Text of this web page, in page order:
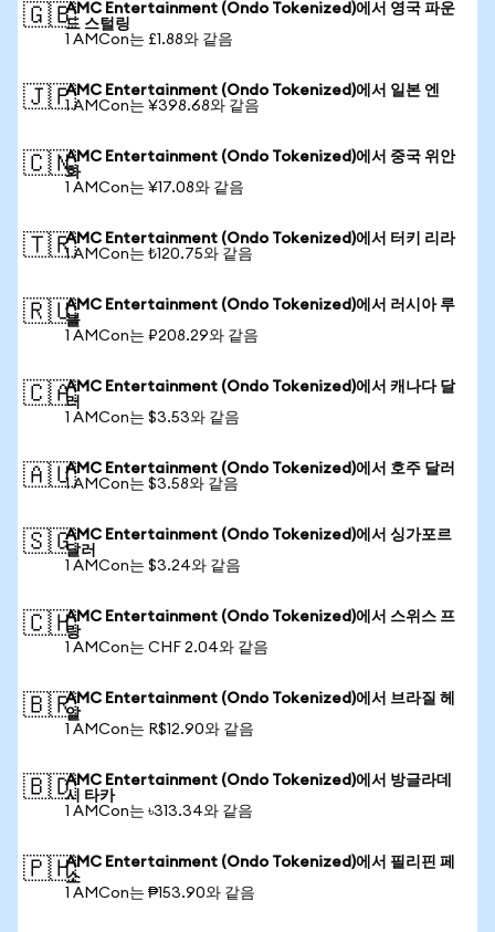
🇬🇧AMC Entertainment (Ondo Tokenized)에서 영국 파운
드 스털링
1 AMCon는 £1.88와 같음
🇯🇵AMC Entertainment (Ondo Tokenized)에서 일본 엔
1 AMCon는 ¥398.68와 같음
🇨🇳AMC Entertainment (Ondo Tokenized)에서 중국 위안
화
1 AMCon는 ¥17.08와 같음
🇹🇷AMC Entertainment (Ondo Tokenized)에서 터키 리라
1 AMCon는 ₺120.75와 같음
🇷🇺AMC Entertainment (Ondo Tokenized)에서 러시아 루
블
1 AMCon는 ₽208.29와 같음
🇨🇦AMC Entertainment (Ondo Tokenized)에서 캐나다 달
러
1 AMCon는 $3.53와 같음
🇦🇺AMC Entertainment (Ondo Tokenized)에서 호주 달러
1 AMCon는 $3.58와 같음
🇸🇬AMC Entertainment (Ondo Tokenized)에서 싱가포르
달러
1 AMCon는 $3.24와 같음
🇨🇭AMC Entertainment (Ondo Tokenized)에서 스위스 프
랑
1 AMCon는 CHF 2.04와 같음
🇧🇷AMC Entertainment (Ondo Tokenized)에서 브라질 헤
알
1 AMCon는 R$12.90와 같음
🇧🇩AMC Entertainment (Ondo Tokenized)에서 방글라데
시 타카
1 AMCon는 ৳313.34와 같음
🇵🇭AMC Entertainment (Ondo Tokenized)에서 필리핀 페
소
1 AMCon는 ₱153.90와 같음